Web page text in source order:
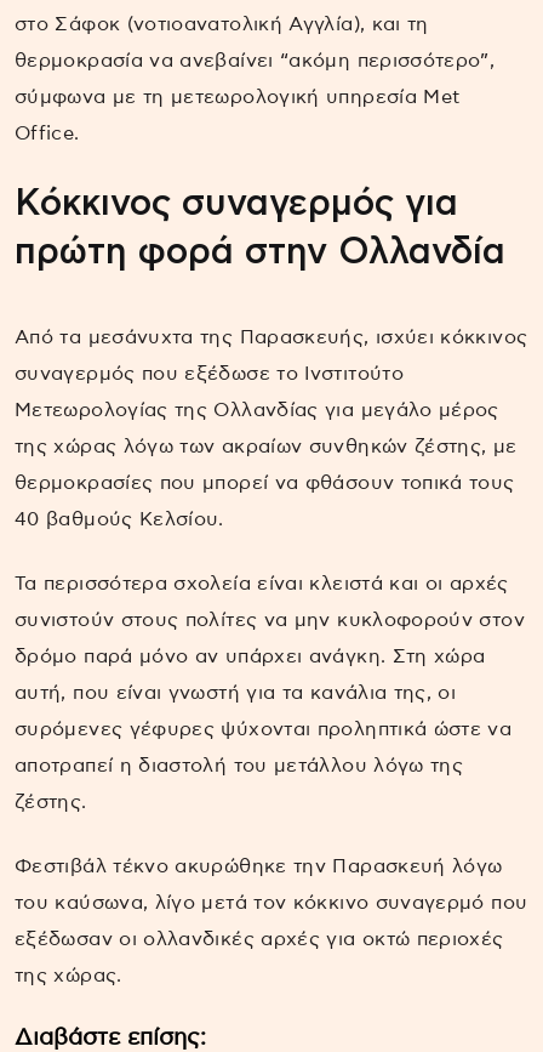
στο Σάφοκ (νοτιοανατολική Αγγλία), και τη
θερμοκρασία να ανεβαίνει “ακόμη περισσότερο”,
σύμφωνα με τη μετεωρολογική υπηρεσία Met
Office.
Κόκκινος συναγερμός για
πρώτη φορά στην Ολλανδία
Από τα μεσάνυχτα της Παρασκευής, ισχύει κόκκινος
συναγερμός που εξέδωσε το Ινστιτούτο
Μετεωρολογίας της Ολλανδίας για μεγάλο μέρος
της χώρας λόγω των ακραίων συνθηκών ζέστης, με
θερμοκρασίες που μπορεί να φθάσουν τοπικά τους
40 βαθμούς Κελσίου.
Τα περισσότερα σχολεία είναι κλειστά και οι αρχές
συνιστούν στους πολίτες να μην κυκλοφορούν στον
δρόμο παρά μόνο αν υπάρχει ανάγκη. Στη χώρα
αυτή, που είναι γνωστή για τα κανάλια της, οι
συρόμενες γέφυρες ψύχονται προληπτικά ώστε να
αποτραπεί η διαστολή του μετάλλου λόγω της
ζέστης.
Φεστιβάλ τέκνο ακυρώθηκε την Παρασκευή λόγω
του καύσωνα, λίγο μετά τον κόκκινο συναγερμό που
εξέδωσαν οι ολλανδικές αρχές για οκτώ περιοχές
της χώρας.
Διαβάστε επίσης: